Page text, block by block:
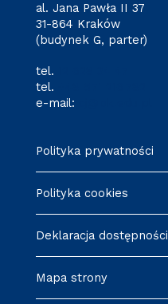
al. Jana Pawła II 37
31-864 Kraków
(budynek G, parter)
tel.
tel.
e-mail:
Polityka prywatności
Polityka cookies
Deklaracja dostępności
Mapa strony